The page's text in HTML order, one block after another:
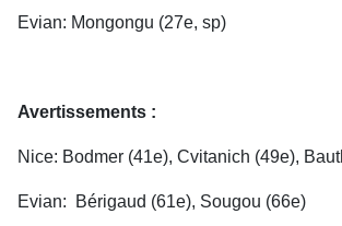
Evian: Mongongu (27e, sp)
Avertissements :
Nice: Bodmer (41e), Cvitanich (49e),
Evian: Bérigaud (61e), Sougou (66e)